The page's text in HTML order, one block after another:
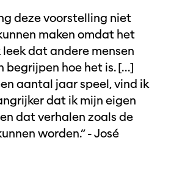
deze voorstelling niet
maken omdat het
dat andere mensen
begrijpen hoe het is. […]
aantal jaar speel, vind ik
dat ik mijn eigen
dat verhalen zoals de
worden.” - José